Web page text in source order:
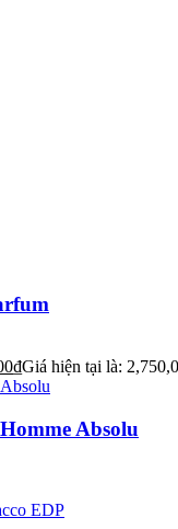
₫Giá hiện tại là:
Absolu